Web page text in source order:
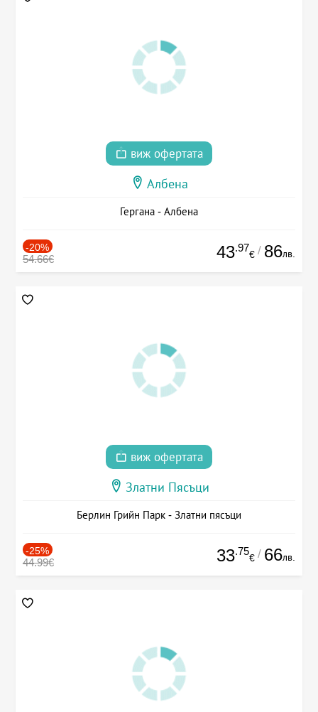
виж офертата
Албена
Гергана - Албена
-20%
54.66€ 43.97
€ / 86лв.
виж офертата
Златни Пясъци
Берлин Грийн Парк - Златни пясъци
-25%
44.99€ 33.75
€ / 66лв.